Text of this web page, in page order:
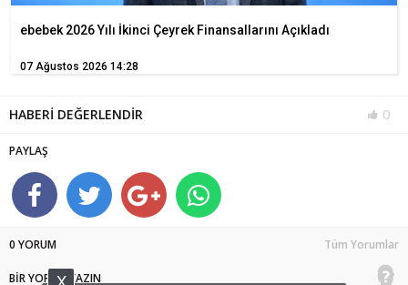
ebebek 2026 Yılı İkinci Çeyrek Finansallarını Açıkladı
07 Ağustos 2026 14:28
HABERİ DEĞERLENDİR 0
PAYLAŞ
0 YORUM Tüm Yorumlar
BİR YORUM YAZIN